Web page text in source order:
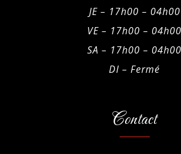
JE – 17h00 – 04h00
VE – 17h00 – 04h00
SA – 17h00 – 04h00
DI – Fermé
Contact